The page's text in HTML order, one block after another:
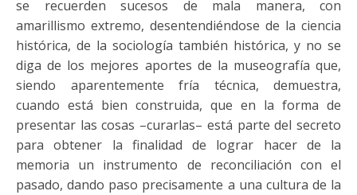
se recuerden sucesos de mala manera, con
amarillismo extremo, desentendiéndose de la ciencia
histórica, de la sociología también histórica, y no se
diga de los mejores aportes de la museografía que,
siendo aparentemente fría técnica, demuestra,
cuando está bien construida, que en la forma de
presentar las cosas –curarlas– está parte del secreto
para obtener la finalidad de lograr hacer de la
memoria un instrumento de reconciliación con el
pasado, dando paso precisamente a una cultura de la